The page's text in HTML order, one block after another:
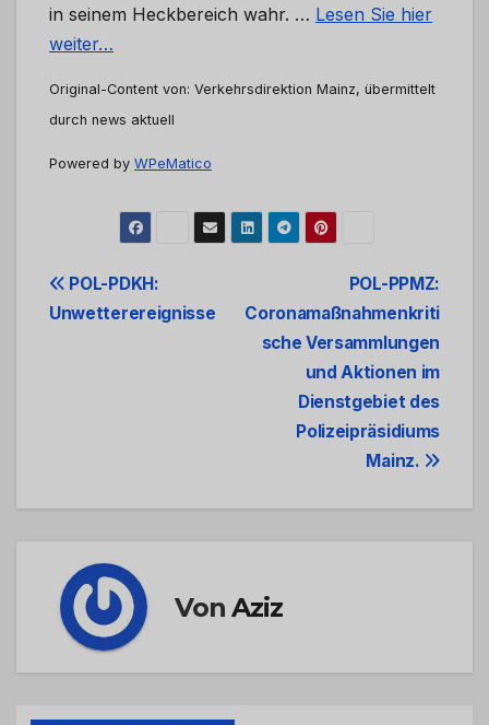
in seinem Heckbereich wahr. … Lesen Sie hier
weiter…
Original-Content von: Verkehrsdirektion Mainz, übermittelt
durch news aktuell
Powered by WPeMatico
Beitrags-
Navigation
POL-PPMZ:
Coronamaßnahmenkriti
sche Versammlungen
und Aktionen im
Dienstgebiet des
Polizeipräsidiums
Mainz.
POL-PDKH:
Unwetterereignisse
VonAziz